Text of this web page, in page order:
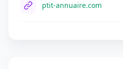
ptit-annuaire.com